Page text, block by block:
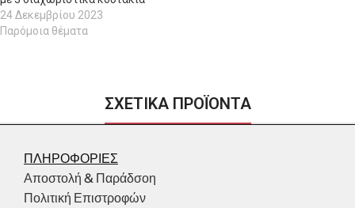
24 Δεκεμβρίου 2023
Παρόμοια θέματα
ΣΧΕΤΙΚΑ ΠΡΟΪΟΝΤΑ
ΠΛΗΡΟΦΟΡΙΕΣ
Αποστολή & Παράδσοη
Πολιτική Επιστροφών